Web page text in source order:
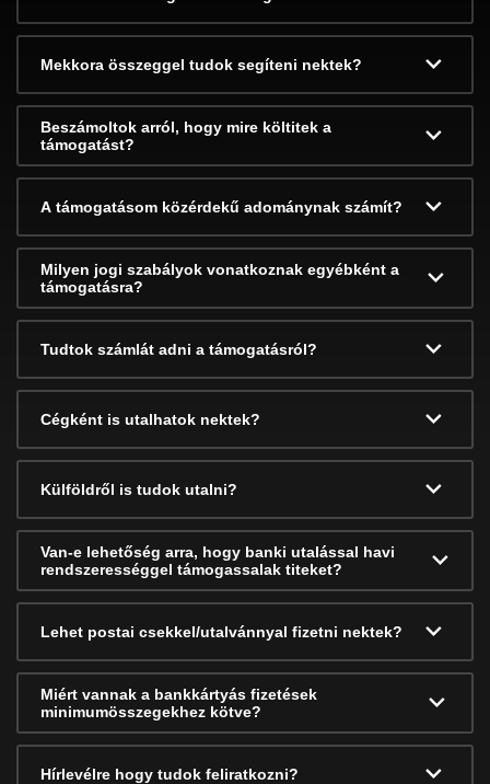
Mekkora összeggel tudok segíteni nektek?
Beszámoltok arról, hogy mire költitek a
támogatást?
A támogatásom közérdekű adománynak számít?
Milyen jogi szabályok vonatkoznak egyébként a
támogatásra?
Tudtok számlát adni a támogatásról?
Cégként is utalhatok nektek?
Külföldről is tudok utalni?
Van-e lehetőség arra, hogy banki utalással havi
rendszerességgel támogassalak titeket?
Lehet postai csekkel/utalvánnyal fizetni nektek?
Miért vannak a bankkártyás fizetések
minimumösszegekhez kötve?
Hírlevélre hogy tudok feliratkozni?